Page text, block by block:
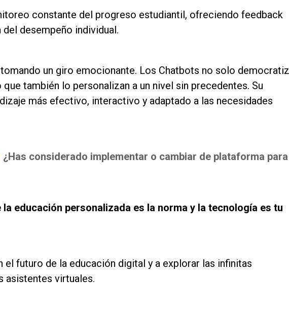
constante del progreso estudiantil, ofreciendo feedback
desempeño individual.
un giro emocionante. Los Chatbots no solo
también lo personalizan a un nivel sin precedentes. Su
más efectivo, interactivo y adaptado a las necesidades
¿Has considerado implementar o cambiar de plataforma para
la educación personalizada es la norma y la tecnología es tu
el futuro de la educación digital y a explorar las infinitas
asistentes virtuales.